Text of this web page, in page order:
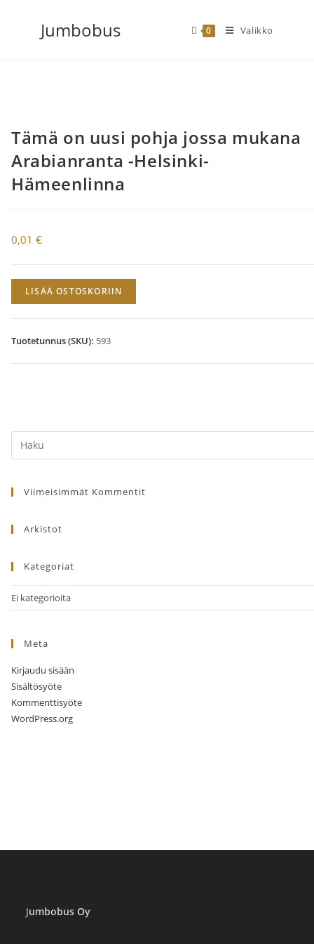
sisältöön
Jumbobus 0 Valikko
Tämä on uusi pohja jossa mukana
Arabianranta -Helsinki-
Hämeenlinna
0,01 €
Tämä
on
pohja
Hämeenlinna
määrä
LISÄÄ OSTOSKORIIN
Tuotetunnus (SKU): 593
Search
this
Viimeisimmät Kommentit
Arkistot
Kategoriat
Ei kategorioita
Meta
Kirjaudu sisään
Sisältösyöte
Kommenttisyöte
WordPress.org
Jumbobus Oy